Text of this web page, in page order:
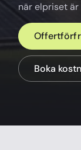
när elpriset är
Boka